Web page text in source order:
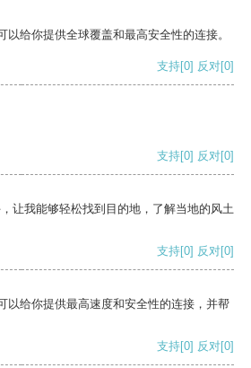
给你提供全球覆盖和最高安全性的连接。
支持[0] 反对[0]
支持[0] 反对[0]
让我能够轻松找到目的地，了解当地的风土
支持[0] 反对[0]
以给你提供最高速度和安全性的连接，并帮
支持[0] 反对[0]